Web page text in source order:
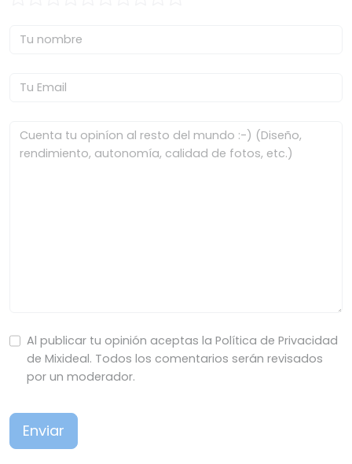
Al publicar tu opinión aceptas la Política de Privacidad
de Mixideal. Todos los comentarios serán revisados
por un moderador.
Enviar